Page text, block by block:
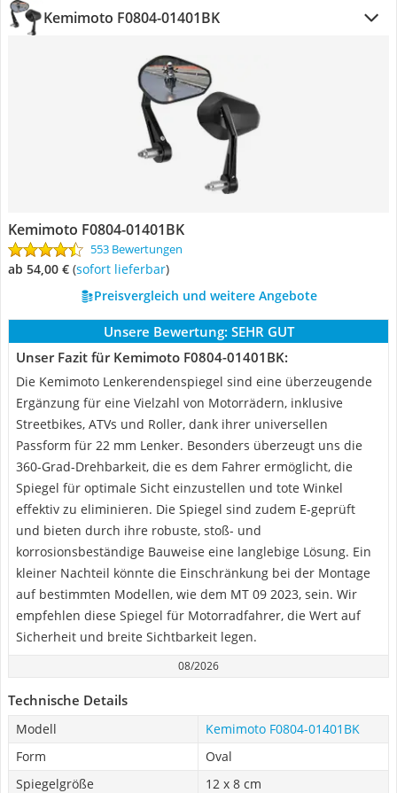
Kemimoto ‎F0804-01401BK
Kemimoto ‎F0804-01401BK
553 Bewertungen
ab 54,00 € ( Sofort lieferbar)
Preisvergleich und weitere Angebote
Unsere Bewertung: SEHR GUT
Unser Fazit für Kemimoto ‎F0804-01401BK:
Die Kemimoto Lenkerendenspiegel sind eine überzeugende
Ergänzung für eine Vielzahl von Motorrädern, inklusive
Streetbikes, ATVs und Roller, dank ihrer universellen
Passform für 22 mm Lenker. Besonders überzeugt uns die
360-Grad-Drehbarkeit, die es dem Fahrer ermöglicht, die
Spiegel für optimale Sicht einzustellen und tote Winkel
effektiv zu eliminieren. Die Spiegel sind zudem E-geprüft
und bieten durch ihre robuste, stoß- und
korrosionsbeständige Bauweise eine langlebige Lösung. Ein
kleiner Nachteil könnte die Einschränkung bei der Montage
auf bestimmten Modellen, wie dem MT 09 2023, sein. Wir
empfehlen diese Spiegel für Motorradfahrer, die Wert auf
Sicherheit und breite Sichtbarkeit legen.
08/2026
Technische Details
Modell
Kemimoto ‎F0804-01401BK
Form
Oval
Spiegelgröße
12 x 8 cm